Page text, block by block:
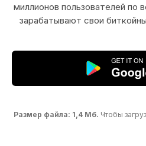
миллионов пользователей по
зарабатывают свои
Размер файла: 1,4 Мб. Чтобы